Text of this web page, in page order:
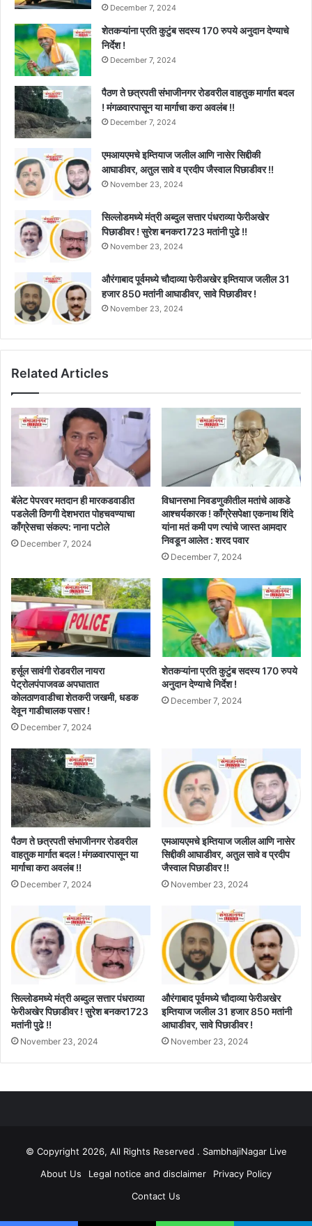
December 7, 2024
शेतकऱ्यांना प्रति कुटुंब सदस्य 170 रुपये अनुदान देण्याचे
निर्देश !
December 7, 2024
पैठण ते छत्रपती संभाजीनगर रोडवरील वाहतुक मार्गात बदल
! मंगळवारपासून या मार्गाचा करा अवलंब !!
December 7, 2024
एमआयएमचे इम्तियाज जलील आणि नासेर सिद्दीकी
आघाडीवर, अतुल सावे व प्रदीप जैस्वाल पिछाडीवर !!
November 23, 2024
सिल्लोडमध्ये मंत्री अब्दुल सत्तार पंधराव्या फेरीअखेर
पिछाडीवर ! सुरेश बनकर1723 मतांनी पुढे !!
November 23, 2024
औरंगाबाद पूर्वमध्ये चौदाव्या फेरीअखेर इम्तियाज जलील 31
हजार 850 मतांनी आघाडीवर, सावे पिछाडीवर !
November 23, 2024
Related Articles
बॅलेट पेपरवर मतदान ही मारकडवाडीत
पडलेली ठिणगी देशभरात पोहचवण्याचा
काँग्रेसचा संकल्प: नाना पटोले
December 7, 2024
विधानसभा निवडणुकीतील मतांचे आकडे
आश्चर्यकारक ! काँग्रेसपेक्षा एकनाथ शिंदे
यांना मतं कमी पण त्यांचे जास्त आमदार
निवडून आलेत : शरद पवार
December 7, 2024
हर्सूल सावंगी रोडवरील नायरा
पेट्रोलपंपाजवळ अपघातात
कोलठाणवाडीचा शेतकरी जखमी, धडक
देवून गाडीचालक पसार !
December 7, 2024
शेतकऱ्यांना प्रति कुटुंब सदस्य 170 रुपये
अनुदान देण्याचे निर्देश !
December 7, 2024
पैठण ते छत्रपती संभाजीनगर रोडवरील
वाहतुक मार्गात बदल ! मंगळवारपासून या
मार्गाचा करा अवलंब !!
December 7, 2024
एमआयएमचे इम्तियाज जलील आणि नासेर
सिद्दीकी आघाडीवर, अतुल सावे व प्रदीप
जैस्वाल पिछाडीवर !!
November 23, 2024
सिल्लोडमध्ये मंत्री अब्दुल सत्तार पंधराव्या
फेरीअखेर पिछाडीवर ! सुरेश बनकर1723
मतांनी पुढे !!
November 23, 2024
औरंगाबाद पूर्वमध्ये चौदाव्या फेरीअखेर
इम्तियाज जलील 31 हजार 850 मतांनी
आघाडीवर, सावे पिछाडीवर !
November 23, 2024
© Copyright 2026, All Rights Reserved . SambhajiNagar Live
About Us
Legal notice and disclaimer
Privacy Policy
Contact Us